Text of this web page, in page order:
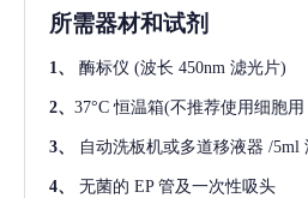
所需器材和试剂
1、 酶标仪 (波长 450nm 滤光片)
2、 37°C 恒温箱(不推荐使用细胞用
3、 自动洗板机或多道移液器 /5ml
4、 无菌的 EP 管及一次性吸头